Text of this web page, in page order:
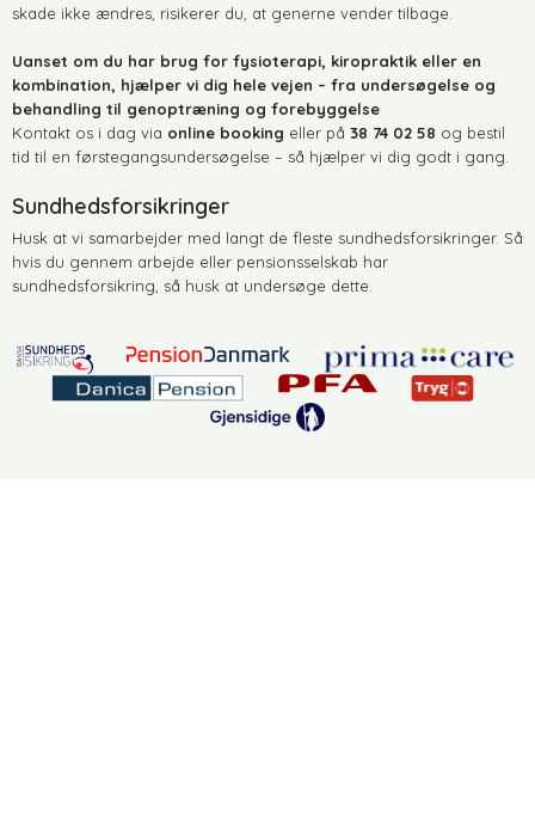
skade ikke ændres, risikerer du, at generne vender tilbage.
Uanset om du har brug for fysioterapi, kiropraktik eller en
kombination, hjælper vi dig hele vejen – fra undersøgelse og
behandling til genoptræning og forebyggelse
​Kontakt os i dag via online booking eller på 38 74 02 58 og bestil
tid til en førstegangsundersøgelse – så hjælper vi dig godt i gang.​
Sundhedsforsikringer
Husk at vi samarbejder med langt de fleste sundhedsforsikringer. Så
hvis du gennem arbejde eller pensionsselskab har
sundhedsforsikring, så husk at undersøge dette.​